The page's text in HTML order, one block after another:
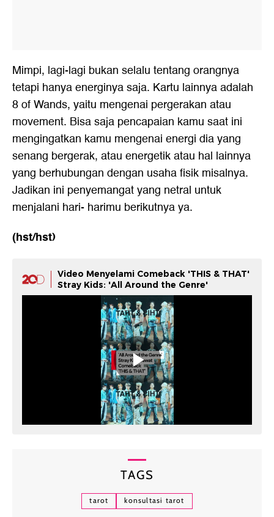
Mimpi, lagi-lagi bukan selalu tentang orangnya
tetapi hanya energinya saja. Kartu lainnya adalah
8 of Wands, yaitu mengenai pergerakan atau
movement. Bisa saja pencapaian kamu saat ini
mengingatkan kamu mengenai energi dia yang
senang bergerak, atau energetik atau hal lainnya
yang berhubungan dengan usaha fisik misalnya.
Jadikan ini penyemangat yang netral untuk
menjalani hari- harimu berikutnya ya.
(hst/hst)
Video Menyelami Comeback 'THIS & THAT'
Stray Kids: 'All Around the Genre'
TAGS
tarot konsultasi tarot